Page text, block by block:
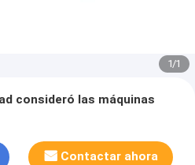
1/1
consideró las máquinas
Contactar ahora